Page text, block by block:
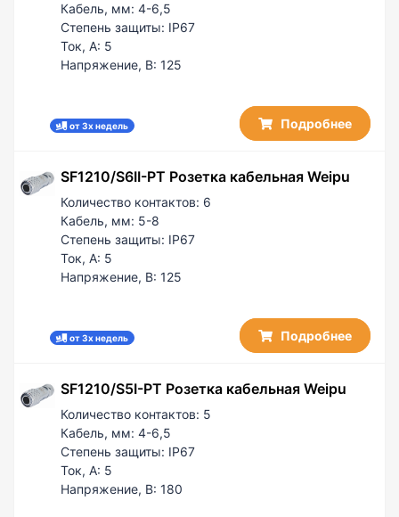
Кабель, мм: 4-6,5
Степень защиты: IP67
Ток, А: 5
Напряжение, В: 125
от 3х недель Подробнее
SF1210/S6II-PT Розетка кабельная Weipu
Количество контактов: 6
Кабель, мм: 5-8
Степень защиты: IP67
Ток, А: 5
Напряжение, В: 125
от 3х недель Подробнее
SF1210/S5I-PT Розетка кабельная Weipu
Количество контактов: 5
Кабель, мм: 4-6,5
Степень защиты: IP67
Ток, А: 5
Напряжение, В: 180